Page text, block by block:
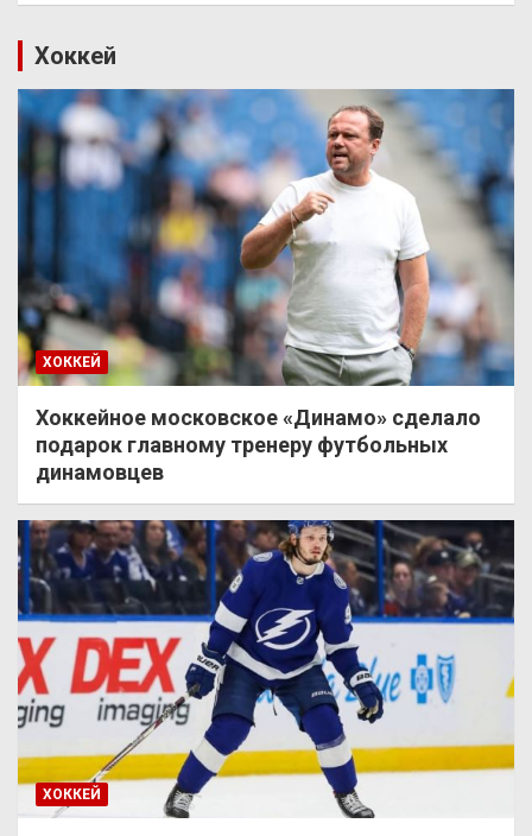
Хоккей
ХОККЕЙ
Хоккейное московское «Динамо» сделало
подарок главному тренеру футбольных
динамовцев
ХОККЕЙ